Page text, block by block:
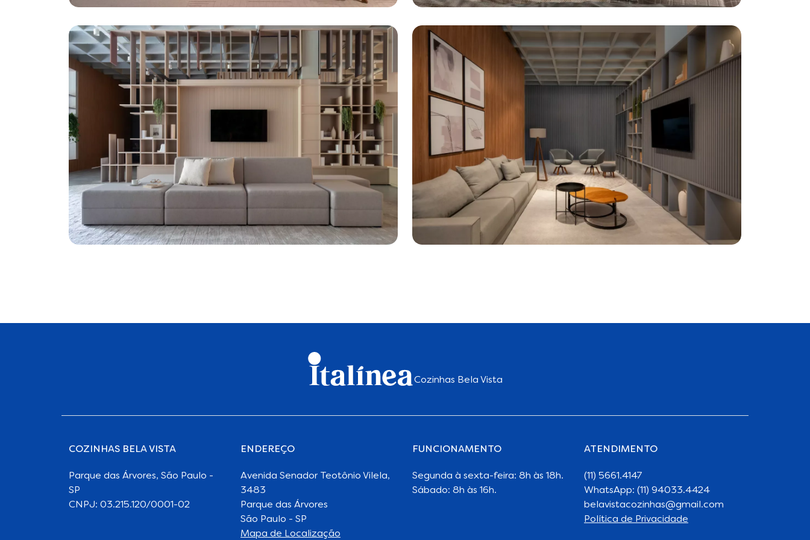
Cozinhas Bela Vista
COZINHAS BELA VISTA
Parque das Árvores, São Paulo -
SP
CNPJ: 03.215.120/0001-02
ENDEREÇO
Avenida Senador Teotônio Vilela,
3483
Parque das Árvores
São Paulo - SP
Mapa de Localização
FUNCIONAMENTO
Segunda à sexta-feira: 8h às 18h.
Sábado: 8h às 16h.
ATENDIMENTO
(11) 5661.4147
WhatsApp: (11) 94033.4424
belavistacozinhas@gmail.com
Política de Privacidade